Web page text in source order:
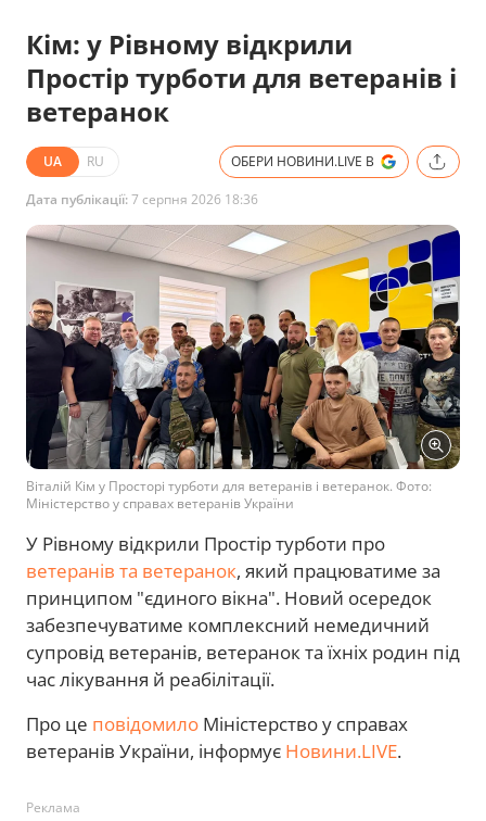
Кім: у Рівному відкрили
Простір турботи для ветеранів і
ветеранок
UA RU ОБЕРИ НОВИНИ.LIVE В
Дата публікації:7 серпня 2026 18:36
Віталій Кім у Просторі турботи для ветеранів і ветеранок. Фото:
Міністерство у справах ветеранів України
У Рівному відкрили Простір турботи про
ветеранів та ветеранок, який працюватиме за
принципом "єдиного вікна". Новий осередок
забезпечуватиме комплексний немедичний
супровід ветеранів, ветеранок та їхніх родин під
час лікування й реабілітації.
Про це повідомило Міністерство у справах
ветеранів України, інформує Новини.LIVE.
Реклама